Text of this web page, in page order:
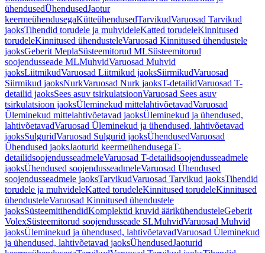
ühendusedÜhendusedJaotur
keermeühendusegaKütteühendusedTarvikudVaruosad Tarvikud
jaoksTihendid torudele ja muhvideleKatted torudeleKinnitused
torudeleKinnitused ühendusteleVaruosad Kinnitused ühendustele
jaoksGeberit MeplaSüsteemitorud MLSüsteemitorud
soojendusseade MLMuhvidVaruosad Muhvid
jaoksLiitmikudVaruosad Liitmikud jaoksSiirmikudVaruosad
Siirmikud jaoksNurkVaruosad Nurk jaoksT-detailidVaruosad T-
detailid jaoksSees asuv tsirkulatsioonVaruosad Sees asuv
tsirkulatsioon jaoksÜleminekud mittelahtivõetavadVaruosad
Üleminekud mittelahtivõetavad jaoksÜleminekud ja ühendused,
lahtivõetavadVaruosad Üleminekud ja ühendused, lahtivõetavad
jaoksSulguridVaruosad Sulgurid jaoksÜhendusedVaruosad
Ühendused jaoksJaoturid keermeühendusegaT-
detailidsoojendusseadmeleVaruosad T-detailidsoojendusseadmele
jaoksÜhendused soojendusseadmeleVaruosad Ühendused
soojendusseadmele jaoksTarvikudVaruosad Tarvikud jaoksTihendid
torudele ja muhvideleKatted torudeleKinnitused torudeleKinnitused
ühendusteleVaruosad Kinnitused ühendustele
jaoksSüsteemitihendidKomplektid kruvid äärikühendusteleGeberit
VolexSüsteemitorud soojendusseade SLMuhvidVaruosad Muhvid
jaoksÜleminekud ja ühendused, lahtivõetavadVaruosad Üleminekud
ja ühendused, lahtivõetavad jaoksÜhendusedJaoturid